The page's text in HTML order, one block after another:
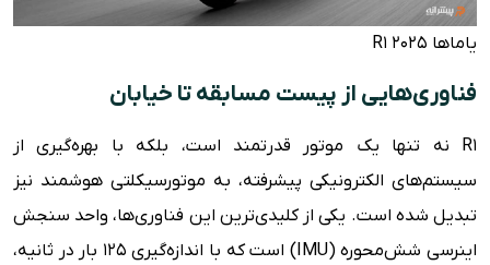
یاماها R1 2025
فناوری‌هایی از پیست مسابقه تا خیابان
R1 نه تنها یک موتور قدرتمند است، بلکه با بهره‌گیری از
سیستم‌های الکترونیکی پیشرفته، به موتورسیکلتی هوشمند نیز
تبدیل شده است. یکی از کلیدی‌ترین این فناوری‌ها، واحد سنجش
اینرسی شش‌محوره (IMU) است که با اندازه‌گیری ۱۲۵ بار در ثانیه،